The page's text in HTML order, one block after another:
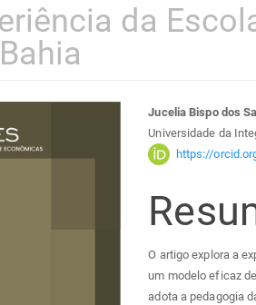
da
do
artigo
Jucelia Bispo dos
Universidade da
https://
O artigo explora a
um modelo eficaz
adota a pedagogia